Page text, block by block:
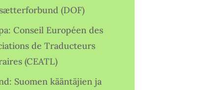
(DOF)
Conseil Européen des
de Traducteurs
(CEATL)
Suomen kääntäjien ja